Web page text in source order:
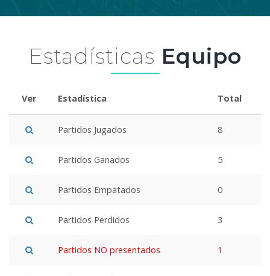
Estadísticas Equipo
Ver Estadística Total
Partidos Jugados 8
Partidos Ganados 5
Partidos Empatados 0
Partidos Perdidos 3
Partidos NO presentados 1